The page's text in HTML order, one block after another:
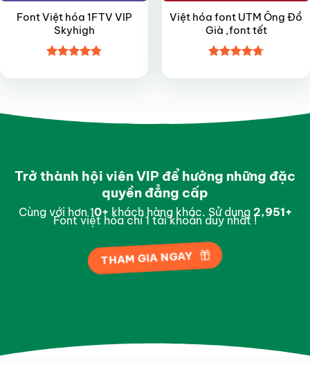
Font Việt hóa 1FTV VIP
Skyhigh
hạng4.85
Việt hóa font UTM Ông Đồ
Già ,font tết
hạng4.75
Trở thành hội viên VIP để hưởng những đặc
quyền đẳng cấp
Cùng với hơn 10+khách hàng khác. Sử dụng 2,996+
Font việt hóa chỉ 1 tài khoản duy nhất !
THAM GIA NGAY